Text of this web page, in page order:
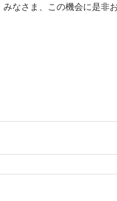
なさま、この機会に是非